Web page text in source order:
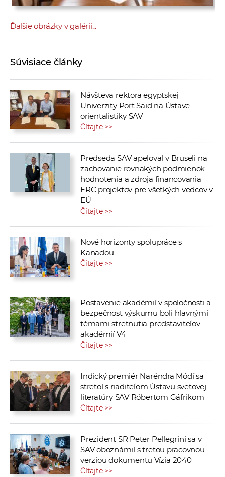
Ďalšie obrázky v galérii...
Súvisiace články
Návšteva rektora egyptskej
Univerzity Port Said na Ústave
orientalistiky SAV
Čítajte >>
Predseda SAV apeloval v Bruseli na
zachovanie rovnakých podmienok
hodnotenia a zdroja financovania
ERC projektov pre všetkých vedcov v
EÚ
Čítajte >>
Nové horizonty spolupráce s
Kanadou
Čítajte >>
Postavenie akadémií v spoločnosti a
bezpečnosť výskumu boli hlavnými
témami stretnutia predstaviteľov
akadémií V4
Čítajte >>
Indický premiér Naréndra Módí sa
stretol s riaditeľom Ústavu svetovej
literatúry SAV Róbertom Gáfrikom
Čítajte >>
Prezident SR Peter Pellegrini sa v
SAV oboznámil s treťou pracovnou
verziou dokumentu Vízia 2040
Čítajte >>